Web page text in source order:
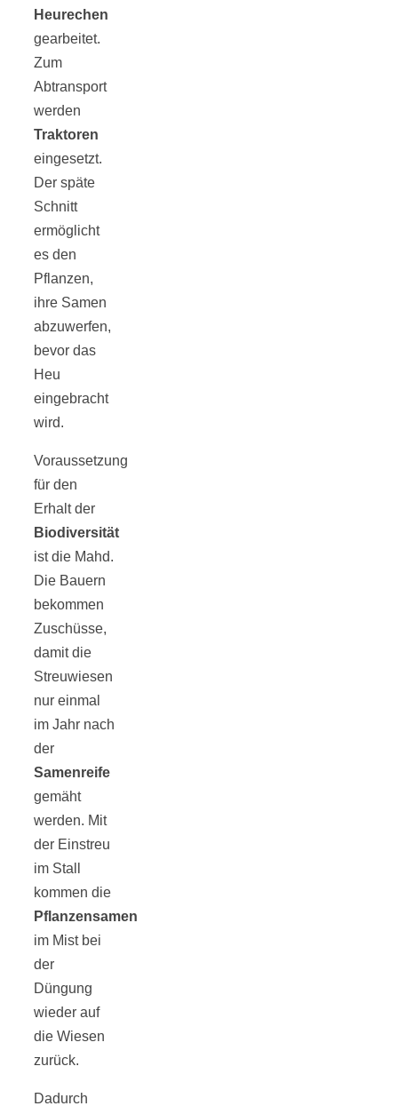
Heurechen
gearbeitet.
Zum
Abtransport
werden
Traktoren
eingesetzt.
Der späte
Schnitt
ermöglicht
es den
Pflanzen,
ihre Samen
abzuwerfen,
bevor das
Heu
eingebracht
wird.
Voraussetzung
für den
Erhalt der
Biodiversität
ist die Mahd.
Die Bauern
bekommen
Zuschüsse,
damit die
Streuwiesen
nur einmal
im Jahr nach
der
Samenreife
gemäht
werden. Mit
der Einstreu
im Stall
kommen die
Pflanzensamen
im Mist bei
der
Düngung
wieder auf
die Wiesen
zurück.
Dadurch